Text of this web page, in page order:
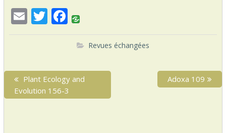
E T F
o
o
Revues échangées
N
v
P
r
e
Plant Ecology and
Evolution 156-3
N
e
Adoxa 109